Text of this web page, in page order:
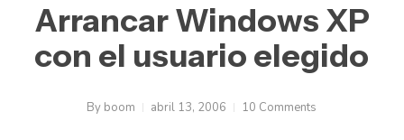
Arrancar Windows XP
con el usuario elegido
By boom abril 13, 2006 10 Comments